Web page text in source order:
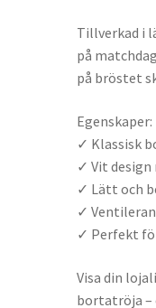
Tillverkad i
på
på bröstet
Egenskaper:
✓ Klassisk
✓ Vit design
✓ Lätt och
✓
✓ Perfekt
Visa din
bortatröja –